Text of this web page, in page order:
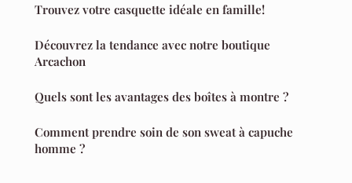
Trouvez votre casquette idéale en famille!
Découvrez la tendance avec notre boutique
Arcachon
Quels sont les avantages des boîtes à montre ?
Comment prendre soin de son sweat à capuche
homme ?